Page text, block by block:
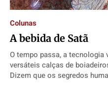
Direitos
Economia
Cultura
Colunas
Caetano Roque
Direitos
Economia
Cultura
Colunas
Caetano Roque
Direitos
Economia
Cultura
Colunas
Caetano Roque
Direitos
Economia
Cultura
Colunas
Caetano Roque
Colunas
A bebida de Satã
O tempo passa, a tecnologia
versáteis calças de
Dizem que os segredos